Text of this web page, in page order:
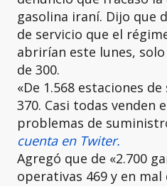
gasolina iraní. Dijo que
de servicio que el
abrirían este lunes,
de 300.
«De 1.568 estaciones
370. Casi todas venden
problemas de
cuenta en Twiter.
Agregó que de «2.700
operativas 469 y en